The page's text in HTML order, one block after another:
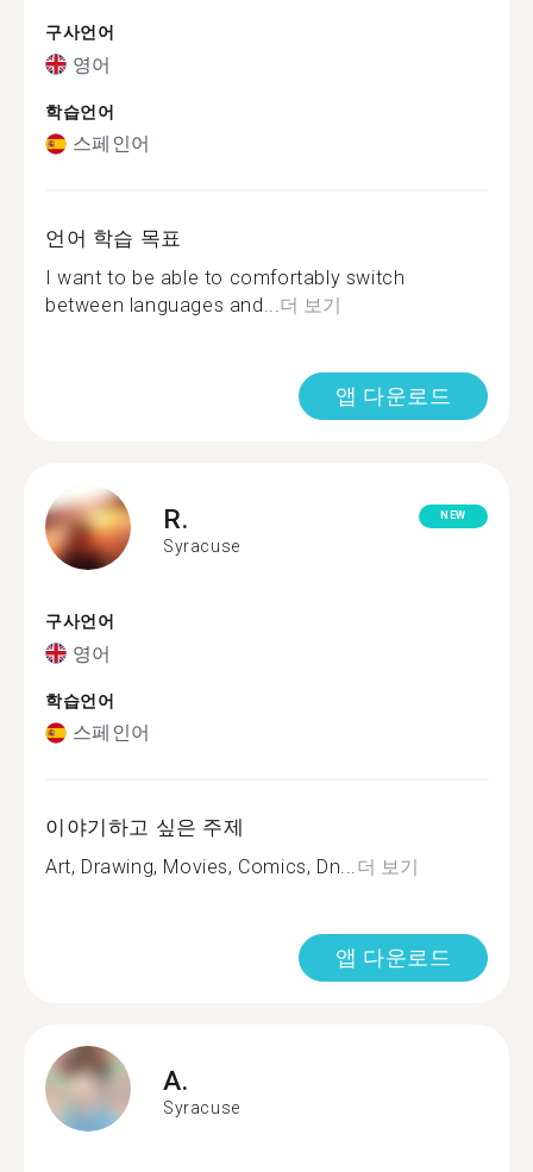
구사언어
영어
학습언어
스페인어
언어 학습 목표
I want to be able to comfortably switch
between languages and...더 보기
앱 다운로드
R.
Syracuse
NEW
구사언어
영어
학습언어
스페인어
이야기하고 싶은 주제
Art, Drawing, Movies, Comics, Dn...더 보기
앱 다운로드
A.
Syracuse